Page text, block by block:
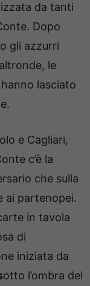
da tanti
Dopo
gli azzurri
le
lasciato
e Cagliari,
c’è la
che sulla
ai partenopei.
in tavola
di
iniziata da
otto l’ombra del